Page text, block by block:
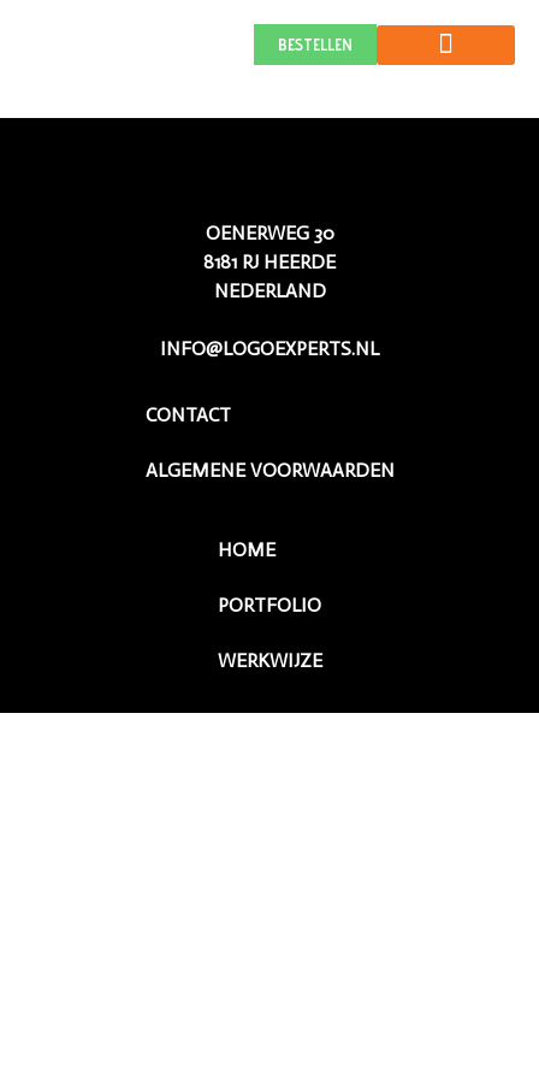
BESTELLEN
Docs & Files
OENERWEG 30
8181 RJ HEERDE
NEDERLAND
INFO@LOGOEXPERTS.NL
CONTACT
ALGEMENE VOORWAARDEN
HOME
PORTFOLIO
WERKWIJZE